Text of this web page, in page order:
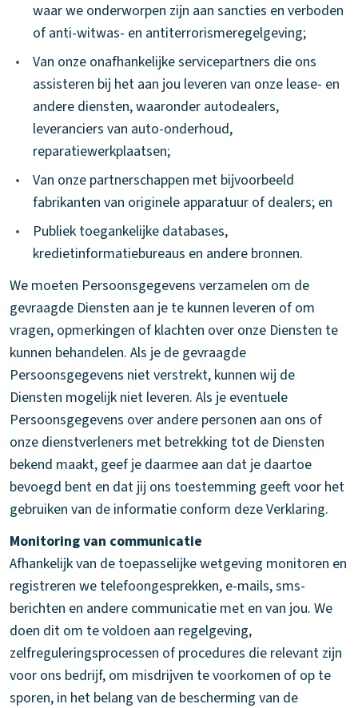
waar we onderworpen zijn aan sancties en verboden
of anti-witwas- en antiterrorismeregelgeving;
•
Van onze onafhankelijke servicepartners die ons
assisteren bij het aan jou leveren van onze lease- en
andere diensten, waaronder autodealers,
leveranciers van auto-onderhoud,
reparatiewerkplaatsen;
•
Van onze partnerschappen met bijvoorbeeld
fabrikanten van originele apparatuur of dealers; en
•
Publiek toegankelijke databases,
kredietinformatiebureaus en andere bronnen.
We moeten Persoonsgegevens verzamelen om de
gevraagde Diensten aan je te kunnen leveren of om
vragen, opmerkingen of klachten over onze Diensten te
kunnen behandelen. Als je de gevraagde
Persoonsgegevens niet verstrekt, kunnen wij de
Diensten mogelijk niet leveren. Als je eventuele
Persoonsgegevens over andere personen aan ons of
onze dienstverleners met betrekking tot de Diensten
bekend maakt, geef je daarmee aan dat je daartoe
bevoegd bent en dat jij ons toestemming geeft voor het
gebruiken van de informatie conform deze Verklaring.
Monitoring van communicatie
Afhankelijk van de toepasselijke wetgeving monitoren en
registreren we telefoongesprekken, e-mails, sms-
berichten en andere communicatie met en van jou. We
doen dit om te voldoen aan regelgeving,
zelfreguleringsprocessen of procedures die relevant zijn
voor ons bedrijf, om misdrijven te voorkomen of op te
sporen, in het belang van de bescherming van de